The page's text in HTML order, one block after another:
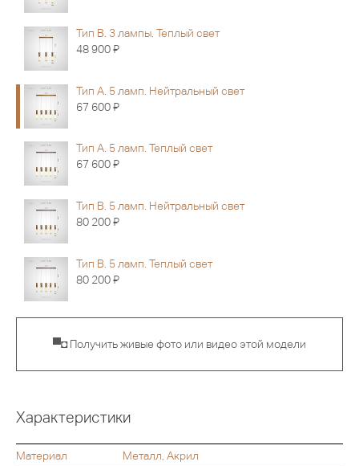
Тип B. 3 лампы. Теплый свет
48 900Я
Тип А. 5 ламп. Нейтральный свет
67 600Я
Тип А. 5 ламп. Теплый свет
67 600Я
Тип B. 5 ламп. Нейтральный свет
80 200Я
Тип B. 5 ламп. Теплый свет
80 200Я
▀◘ Получить живые фото или видео этой модели
Характеристики
Материал
Металл, Акрил